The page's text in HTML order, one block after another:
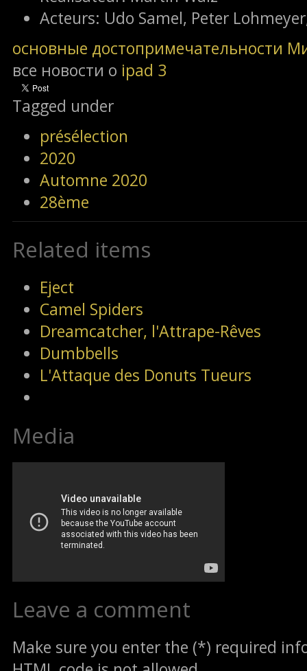
Acteurs: Udo Samel, Peter
основные достопримечательности
все новости о ipad 3
Tagged under
présélection
2020
Automne 2020
28ème
Related items
Eject
Camel Spiders
Dreamcatcher, l'Attrape-Rêves
Dumbbells
L'Attaque des Donuts Tueurs
Media
Leave a comment
Make sure you enter the (*) required